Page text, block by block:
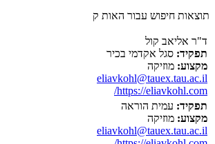
תוצאות חיפוש עבור האות ק
ד"ר אליאב קול
תפקיד: סגל אקדמי בכיר
מקצוע: מוזיקה
eliavkohl@tauex.tau.ac.il
https://eliavkohl.com/
תפקיד: עמית הוראה
מקצוע: מוזיקה
eliavkohl@tauex.tau.ac.il